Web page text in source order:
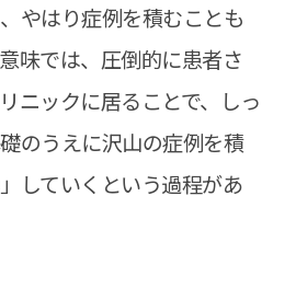
やはり症例を積むことも
味では、圧倒的に患者さ
ニックに居ることで、しっ
のうえに沢山の症例を積
していくという過程があ